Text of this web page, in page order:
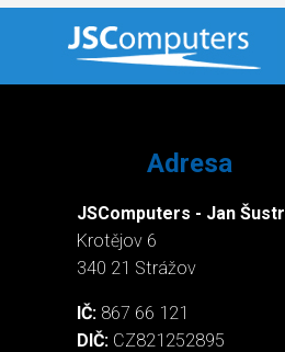
Adresa
JSComputers - Jan Šustr
Krotějov 6
340 21 Strážov
IČ: 867 66 121
DIČ: CZ821252895